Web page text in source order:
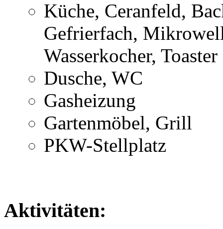
Küche, Ceranfeld,
Gefrierfach,
Wasserkocher, Toaster
Dusche, WC
Gasheizung
Gartenmöbel, Grill
PKW-Stellplatz
Aktivitäten: